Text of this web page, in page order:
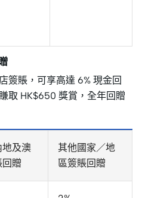
簽賬，可享高達 6% 現金回
取 HK$650 獎賞，全年回贈
地及澳
回贈
其他國家／地
區簽賬回贈